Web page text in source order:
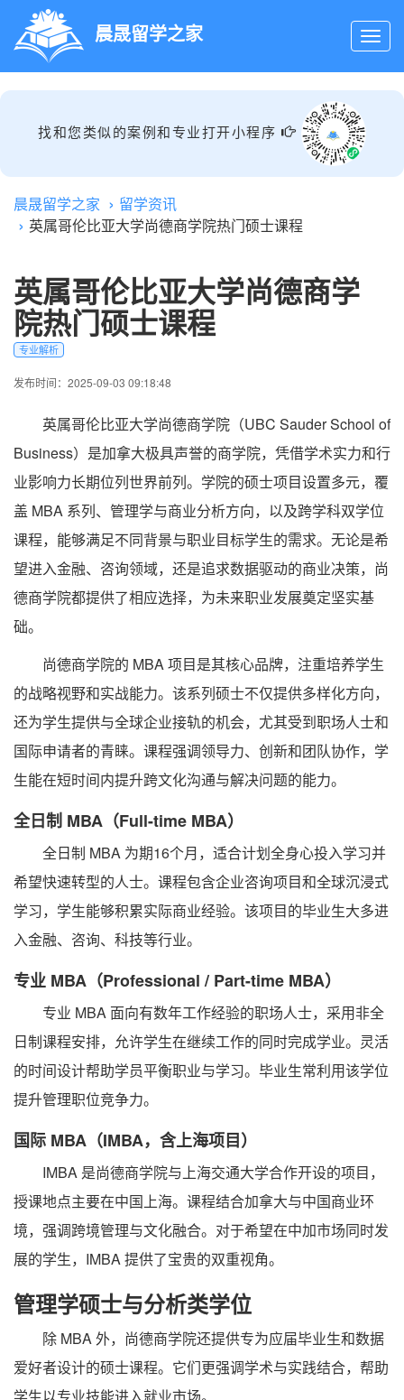
晨晟留学之家
找和您类似的案例和专业打开小程序
晨晟留学之家
留学资讯
英属哥伦比亚大学尚德商学院热门硕士课程
英属哥伦比亚大学尚德商学
院热门硕士课程
专业解析
发布时间：2025-09-03 09:18:48
英属哥伦比亚大学尚德商学院（UBC Sauder School of
Business）是加拿大极具声誉的商学院，凭借学术实力和行
业影响力长期位列世界前列。学院的硕士项目设置多元，覆
盖 MBA 系列、管理学与商业分析方向，以及跨学科双学位
课程，能够满足不同背景与职业目标学生的需求。无论是希
望进入金融、咨询领域，还是追求数据驱动的商业决策，尚
德商学院都提供了相应选择，为未来职业发展奠定坚实基
础。
尚德商学院的 MBA 项目是其核心品牌，注重培养学生
的战略视野和实战能力。该系列硕士不仅提供多样化方向，
还为学生提供与全球企业接轨的机会，尤其受到职场人士和
国际申请者的青睐。课程强调领导力、创新和团队协作，学
生能在短时间内提升跨文化沟通与解决问题的能力。
全日制 MBA（Full-time MBA）
全日制 MBA 为期16个月，适合计划全身心投入学习并
希望快速转型的人士。课程包含企业咨询项目和全球沉浸式
学习，学生能够积累实际商业经验。该项目的毕业生大多进
入金融、咨询、科技等行业。
专业 MBA（Professional / Part-time MBA）
专业 MBA 面向有数年工作经验的职场人士，采用非全
日制课程安排，允许学生在继续工作的同时完成学业。灵活
的时间设计帮助学员平衡职业与学习。毕业生常利用该学位
提升管理职位竞争力。
国际 MBA（IMBA，含上海项目）
IMBA 是尚德商学院与上海交通大学合作开设的项目，
授课地点主要在中国上海。课程结合加拿大与中国商业环
境，强调跨境管理与文化融合。对于希望在中加市场同时发
展的学生，IMBA 提供了宝贵的双重视角。
管理学硕士与分析类学位
除 MBA 外，尚德商学院还提供专为应届毕业生和数据
爱好者设计的硕士课程。它们更强调学术与实践结合，帮助